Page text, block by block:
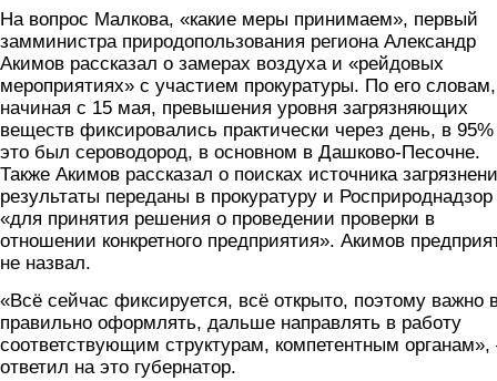
На вопрос Малкова, «какие меры принимаем», первый
замминистра природопользования региона Александр
Акимов рассказал о замерах воздуха и «рейдовых
мероприятиях» с участием прокуратуры. По его словам,
начиная с 15 мая, превышения уровня загрязняющих
веществ фиксировались практически через день, в 95%
это был сероводород, в основном в Дашково-Песочне.
Также Акимов рассказал о поисках источника
результаты переданы в прокуратуру и Росприроднадзор
«для принятия решения о проведении проверки в
отношении конкретного предприятия». Акимов
не назвал.
«Всё сейчас фиксируется, всё открыто, поэтому важно
правильно оформлять, дальше направлять в работу
соответствующим структурам, компетентным органам»,
ответил на это губернатор.